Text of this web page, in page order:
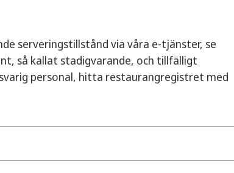
serveringstillstånd via våra e-tjänster, se
så kallat stadigvarande, och tillfälligt
personal, hitta restaurangregistret med